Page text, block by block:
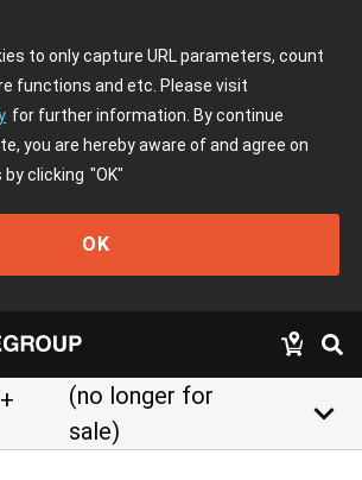
to only capture URL parameters, count
functions and etc. Please visit
for further information. By continue
you are hereby aware of and agree on
by clicking "OK"
OK
(no longer for
sale)
keyboard_arrow_down